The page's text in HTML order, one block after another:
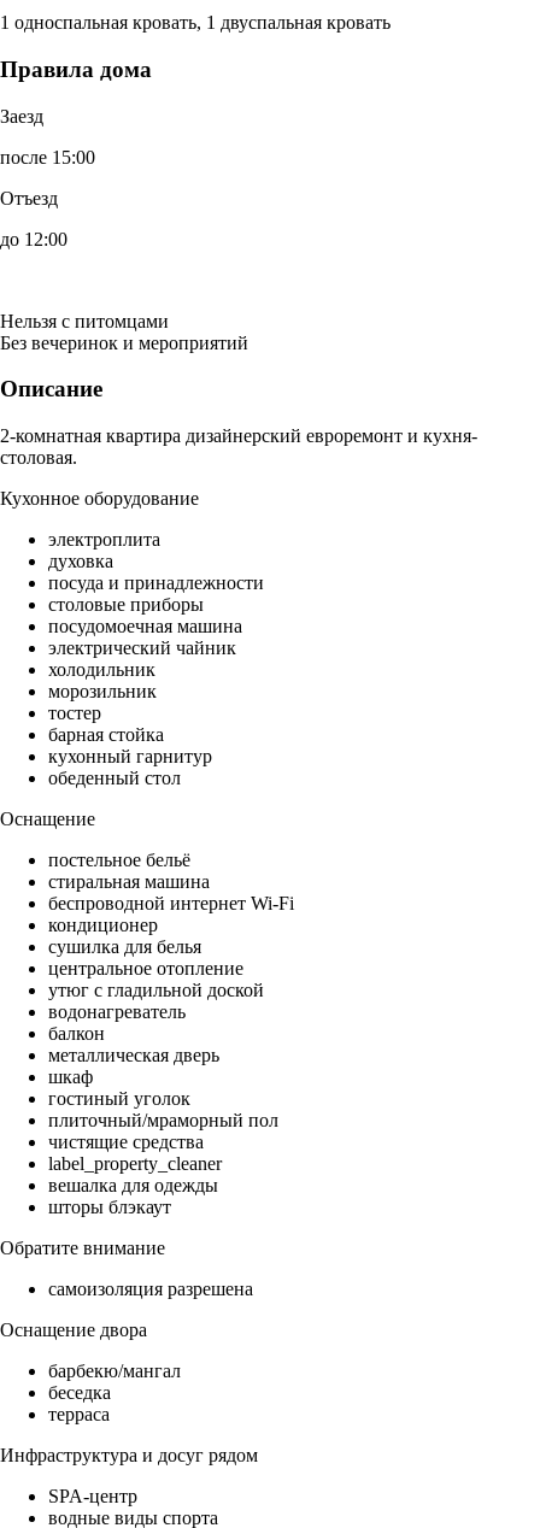
1 односпальная кровать, 1 двуспальная кровать
Правила дома
Заезд
после 15:00
Отъезд
до 12:00
Нельзя с питомцами
Без вечеринок и мероприятий
Описание
2-комнатная квартира дизайнерский евроремонт и кухня-
столовая.
Кухонное оборудование
электроплита
духовка
посуда и принадлежности
столовые приборы
посудомоечная машина
электрический чайник
холодильник
морозильник
тостер
барная стойка
кухонный гарнитур
обеденный стол
Оснащение
постельное бельё
стиральная машина
беспроводной интернет Wi-Fi
кондиционер
сушилка для белья
центральное отопление
утюг с гладильной доской
водонагреватель
балкон
металлическая дверь
шкаф
гостиный уголок
плиточный/мраморный пол
чистящие средства
label_property_cleaner
вешалка для одежды
шторы блэкаут
Обратите внимание
самоизоляция разрешена
Оснащение двора
барбекю/мангал
беседка
терраса
Инфраструктура и досуг рядом
SPA-центр
водные виды спорта